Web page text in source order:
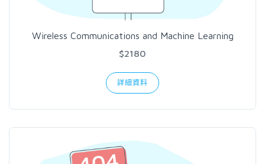
Wireless Communications and Machine Learning
$2180
詳細資料